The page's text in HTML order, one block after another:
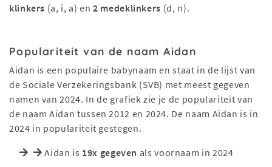
klinkers (a, i, a) en2 medeklinkers (d, n).
Populariteit van de naam Aidan
Aidan is een populaire babynaam en staat in de lijst van
de Sociale Verzekeringsbank (SVB) met meest gegeven
namen van 2024. In de grafiek zie je de populariteit van
de naam Aidan tussen 2012 en 2024. De naam Aidan is in
2024 in populariteit gestegen.
Aidan is 19x gegeven als voornaam in 2024